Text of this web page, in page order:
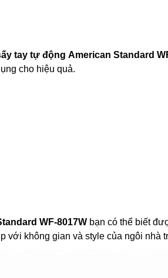
tay tự động American Standard
cho hiệu quả.
WF-8017W bạn có thể biết
với không gian và style của ngôi nhà